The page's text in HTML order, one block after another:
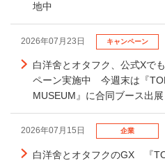
地中
2026年07月23日 キャンペーン
白洋舍とオタフク、公式Xで
ペーン実施中 今週末は『
MUSEUM』に合同ブース出展
2026年07月15日 企業
白洋舍とオタフクのGX 『